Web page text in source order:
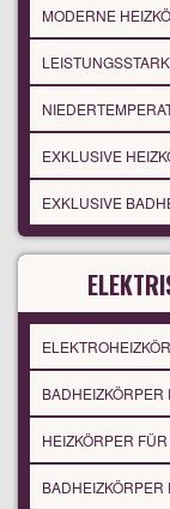
MODERNE
EXKLUSIVE
EXKLUSIVE
BADHEIZKÖRPER
HEIZKÖRPER